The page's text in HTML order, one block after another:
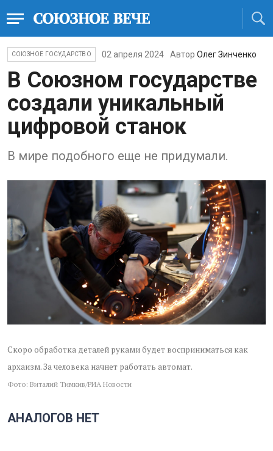
СОЮЗНОЕ ГОСУДАРСТВО 02 апреля 2024 Автор Олег Зинченко
В Союзном государстве
создали уникальный
цифровой станок
В мире подобного еще не придумали.
Скоро обработка деталей руками будет восприниматься как
архаизм. За человека начнет работать автомат.
Фото: Виталий Тимкив/РИА Новости
АНАЛОГОВ НЕТ